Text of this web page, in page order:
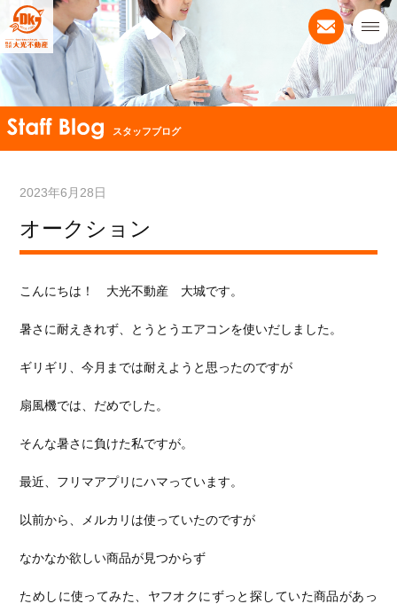
スタッフブログ
2023年6月28日
オークション
こんにちは！ 大光不動産 大城です。
暑さに耐えきれず、とうとうエアコンを使いだしました。
ギリギリ、今月までは耐えようと思ったのですが
扇風機では、だめでした。
そんな暑さに負けた私ですが。
最近、フリマアプリにハマっています。
以前から、メルカリは使っていたのですが
なかなか欲しい商品が見つからず
ためしに使ってみた、ヤフオクにずっと探していた商品があっ